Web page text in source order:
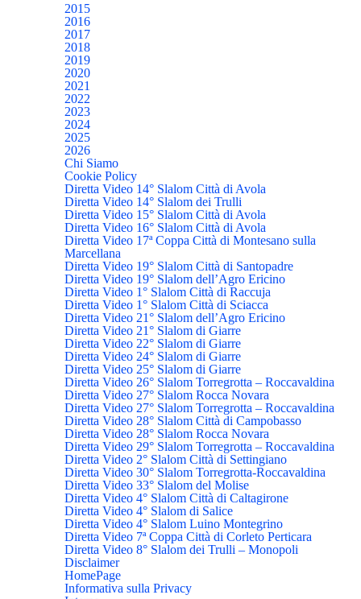
2015
2016
2017
2018
2019
2020
2021
2022
2023
2024
2025
2026
Chi Siamo
Cookie Policy
Diretta Video 14° Slalom Città di Avola
Diretta Video 14° Slalom dei Trulli
Diretta Video 15° Slalom Città di Avola
Diretta Video 16° Slalom Città di Avola
Diretta Video 17ª Coppa Città di Montesano sulla
Marcellana
Diretta Video 19° Slalom Città di Santopadre
Diretta Video 19° Slalom dell’Agro Ericino
Diretta Video 1° Slalom Città di Raccuja
Diretta Video 1° Slalom Città di Sciacca
Diretta Video 21° Slalom dell’Agro Ericino
Diretta Video 21° Slalom di Giarre
Diretta Video 22° Slalom di Giarre
Diretta Video 24° Slalom di Giarre
Diretta Video 25° Slalom di Giarre
Diretta Video 26° Slalom Torregrotta – Roccavaldina
Diretta Video 27° Slalom Rocca Novara
Diretta Video 27° Slalom Torregrotta – Roccavaldina
Diretta Video 28° Slalom Città di Campobasso
Diretta Video 28° Slalom Rocca Novara
Diretta Video 29° Slalom Torregrotta – Roccavaldina
Diretta Video 2° Slalom Città di Settingiano
Diretta Video 30° Slalom Torregrotta-Roccavaldina
Diretta Video 33° Slalom del Molise
Diretta Video 4° Slalom Città di Caltagirone
Diretta Video 4° Slalom di Salice
Diretta Video 4° Slalom Luino Montegrino
Diretta Video 7ª Coppa Città di Corleto Perticara
Diretta Video 8° Slalom dei Trulli – Monopoli
Disclaimer
HomePage
Informativa sulla Privacy